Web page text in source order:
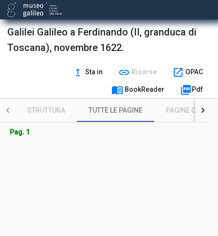
Galilei Galileo a Ferdinando (II, granduca di
Toscana), novembre 1622.
upgrade Sta in link Risorse open_in_new OPAC
menu_book BookReader picture_as_pdf Pdf
STRUTTURA TUTTE LE PAGINE PAGINE CON
Pag. 1